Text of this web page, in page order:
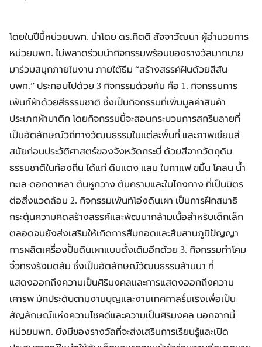
โดยในปีนี้หน่วยบพท. นำโดย ดร.กิตติ สัจจาวัฒนา ผู้อำนวยการ
หน่วยบพท. ไม่พลาดร่วมนำกิจกรรมพร้อมของรางวัลมากมาย
มาร่วมสนุกภายในงาน ภายใต้ธีม “สร้างสรรค์ฝันด้วยสีสัน
บพท.” ประกอบไปด้วย 3 กิจกรรมด้วยกัน คือ 1. กิจกรรมการ
เพ้นท์ผ้าด้วยสีธรรมชาติ ซึ่งเป็นกิจกรรมที่เพิ่มมูลค่าสินค้า
ประเภทผ้าบาติก โดยกิจกรรมนี้จะสอนกระบวนการสกรีนลายที่
เป็นอัตลักษณ์วิถีทางวัฒนธรรมในแต่ละพื้นที่ และภาพเขียนสี
สมัยก่อนประวัติศาสตร์ของจังหวัดกระบี่ ด้วยสีจากวัตถุดิบ
ธรรมชาติในท้องถิ่น ได้แก่ ดินแดง แสม ใบกาแฟ ขมิ้น โคลน น้ำ
ทะเล ดอกดาหลา ต้นหูกวาง ต้นครามและใบโกงกาง ที่เป็นมิตร
ต่อสิ่งแวดล้อม 2. กิจกรรมเพ้นท์โอ่งดินเผา เป็นการฝึกสมาธิ
กระตุ้นความคิดสร้างสรรค์และพัฒนากล้ามเนื้อสำหรับเด็กเล็ก
ตลอดจนยังส่งเสริมให้เกิดการสืบทอดและสืบสานภูมิปัญญา
การผลิตเครื่องปั้นดินเผาแบบดั้งเดิมอีกด้วย 3. กิจกรรมทำโคม
จิ๋วทรงรังมดส้ม ซึ่งเป็นอัตลักษณ์วัฒนธรรมล้านนา ที่
แสดงออกถึงความเป็นศิริมงคลและการแสดงออกถึงความ
เคารพ มักประดับตามงานบุญและงานเทศกาลรื่นเริงเพื่อเป็น
สัญลักษณ์แห่งความโชคดีและความเป็นศิริมงคล นอกจากนี้
หน่วยบพท. ยังมีของรางวัลที่จะส่งเสริมการเรียนรู้และเปิด